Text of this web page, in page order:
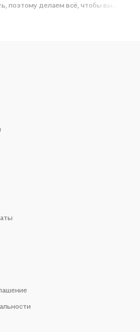
поэтому делаем всё, чтобы вы